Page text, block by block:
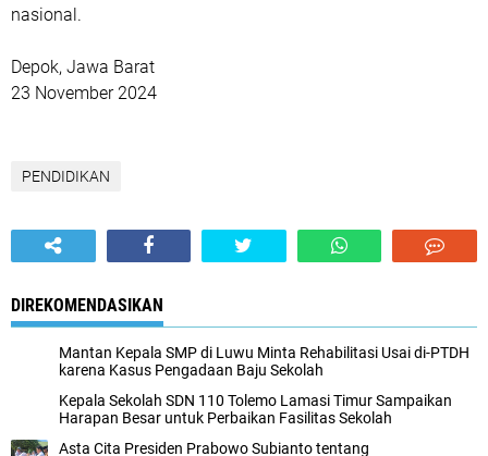
nasional.
Depok, Jawa Barat
23 November 2024
PENDIDIKAN
DIREKOMENDASIKAN
Mantan Kepala SMP di Luwu Minta Rehabilitasi Usai di-PTDH
karena Kasus Pengadaan Baju Sekolah
Kepala Sekolah SDN 110 Tolemo Lamasi Timur Sampaikan
Harapan Besar untuk Perbaikan Fasilitas Sekolah
Asta Cita Presiden Prabowo Subianto tentang